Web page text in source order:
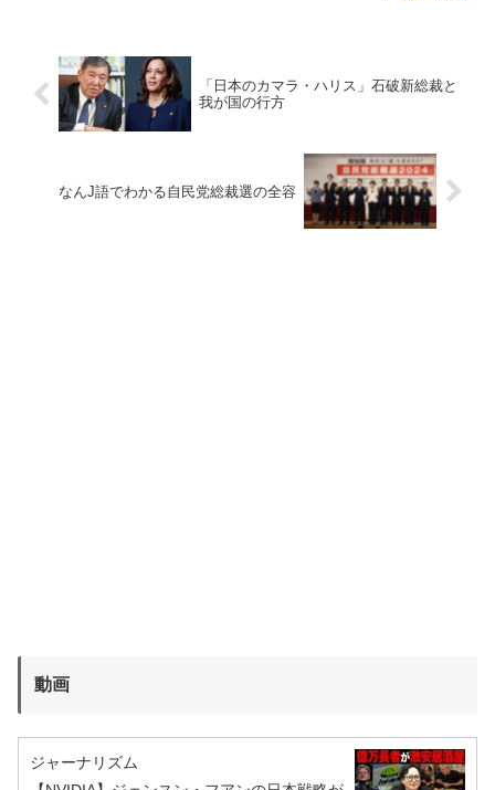
「日本のカマラ・ハリス」石破新総裁と
我が国の行方
なんJ語でわかる自民党総裁選の全容
動画
ジャーナリズム